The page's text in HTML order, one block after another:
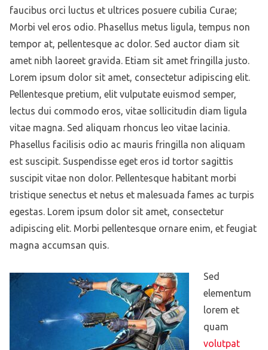
faucibus orci luctus et ultrices posuere cubilia Curae;
Morbi vel eros odio. Phasellus metus ligula, tempus non
tempor at, pellentesque ac dolor. Sed auctor diam sit
amet nibh laoreet gravida. Etiam sit amet fringilla justo.
Lorem ipsum dolor sit amet, consectetur adipiscing elit.
Pellentesque pretium, elit vulputate euismod semper,
lectus dui commodo eros, vitae sollicitudin diam ligula
vitae magna. Sed aliquam rhoncus leo vitae lacinia.
Phasellus facilisis odio ac mauris fringilla non aliquam
est suscipit. Suspendisse eget eros id tortor sagittis
suscipit vitae non dolor. Pellentesque habitant morbi
tristique senectus et netus et malesuada fames ac turpis
egestas. Lorem ipsum dolor sit amet, consectetur
adipiscing elit. Morbi pellentesque ornare enim, et feugiat
magna accumsan quis.
Sed
elementum
lorem et
quam
volutpat